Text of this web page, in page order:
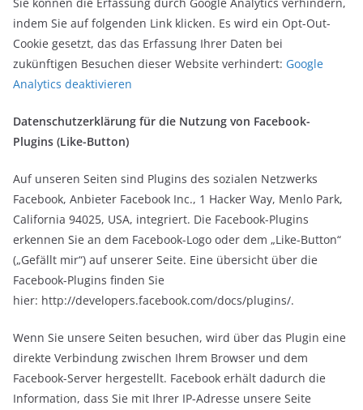
indem Sie auf folgenden Link klicken. Es wird ein Opt-Out-
Cookie gesetzt, das das Erfassung Ihrer Daten bei
zukünftigen Besuchen dieser Website verhindert: Google
Analytics deaktivieren
Datenschutzerklärung für die Nutzung von Facebook-
Plugins (Like-Button)
Auf unseren Seiten sind Plugins des sozialen Netzwerks
Facebook, Anbieter Facebook Inc., 1 Hacker Way, Menlo Park,
California 94025, USA, integriert. Die Facebook-Plugins
erkennen Sie an dem Facebook-Logo oder dem „Like-Button“
(„Gefällt mir“) auf unserer Seite. Eine übersicht über die
Facebook-Plugins finden Sie
hier: http://developers.facebook.com/docs/plugins/.
Wenn Sie unsere Seiten besuchen, wird über das Plugin eine
direkte Verbindung zwischen Ihrem Browser und dem
Facebook-Server hergestellt. Facebook erhält dadurch die
Information, dass Sie mit Ihrer IP-Adresse unsere Seite